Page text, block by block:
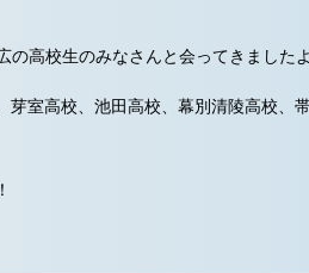
の高校生のみなさんと会ってきました
室高校、池田高校、幕別清陵高校、